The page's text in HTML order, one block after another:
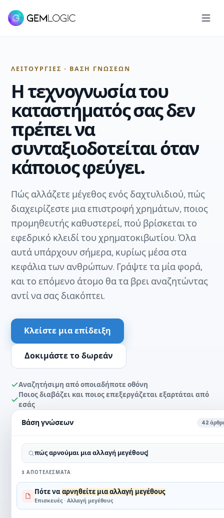
ΛΕΙΤΟΥΡΓΊΕΣ · ΒΆΣΗ ΓΝΏΣΕΩΝ
Η τεχνογνωσία του
καταστήματός σας δεν
πρέπει να
συνταξιοδοτείται όταν
κάποιος φεύγει.
Πώς αλλάζετε μέγεθος ενός δαχτυλιδιού, πώς
διαχειρίζεστε μια επιστροφή χρημάτων, ποιος
προμηθευτής καθυστερεί, πού βρίσκεται το
εφεδρικό κλειδί του χρηματοκιβωτίου. Όλα
αυτά υπάρχουν σήμερα, κυρίως μέσα στα
κεφάλια των ανθρώπων. Γράψτε τα μία φορά,
και το επόμενο άτομο θα τα βρει αναζητώντας
αντί να σας διακόπτει.
Κλείστε μια επίδειξη
Δοκιμάστε το δωρεάν
Αναζητήσιμη από οποιαδήποτε οθόνη
Ποιος διαβάζει και ποιος επεξεργάζεται εξαρτάται από
εσάς
Βάση γνώσεων 42
πώς αρνούμαι μια αλλαγή μεγέθους
3 ΑΠΟΤΕΛΈΣΜΑΤΑ
Πότε να αρνηθείτε μια αλλαγή μεγέθους
Επισκευές · Αλλαγή μεγέθους